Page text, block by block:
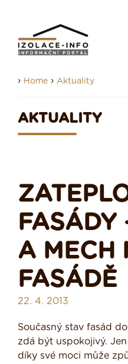
› Home › Aktuality
AKTUALITY
FASÁDY
A MECH
FASÁDĚ
22. 4. 2013
Současný stav fasád
zdá být uspokojivý.
díky své moci může